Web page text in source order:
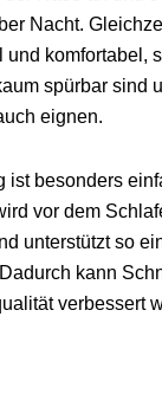
Nacht.
und komfortabel,
spürbar sind
eignen.
ist besonders
vor dem
unterstütztso
Dadurch kann
verbessert